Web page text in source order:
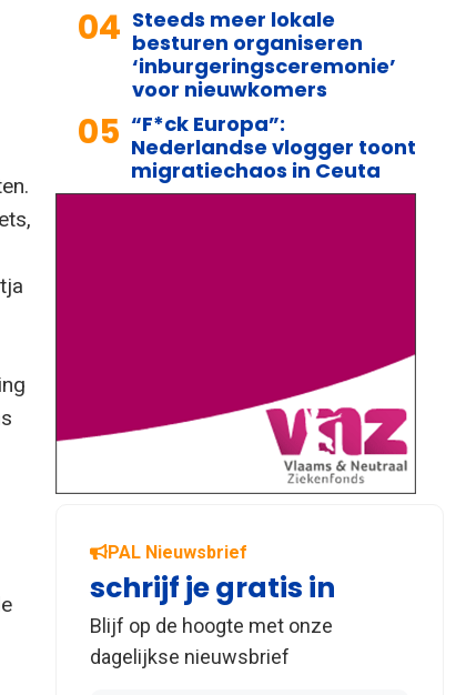
04 Steeds meer lokale
besturen organiseren
‘inburgeringsceremonie’
voor nieuwkomers
05 “F*ck Europa”:
Nederlandse vlogger toont
migratiechaos in Ceuta
PAL Nieuwsbrief
schrijf je gratis in
Blijf op de hoogte met onze
dagelijkse nieuwsbrief